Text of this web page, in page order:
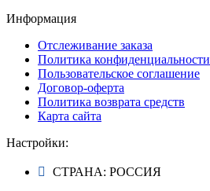
Информация
Отслеживание заказа
Политика конфиденциальности
Пользовательское соглашение
Договор-оферта
Политика возврата средств
Карта сайта
Настройки:
СТРАНА: РОССИЯ